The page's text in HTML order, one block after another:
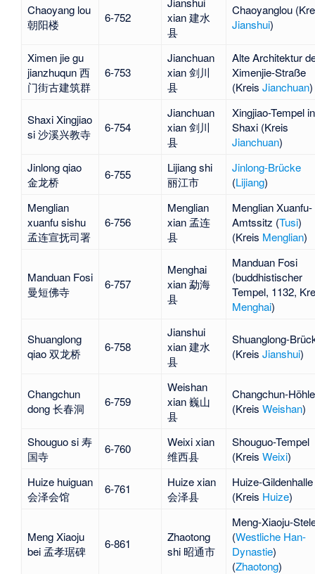
Chaoyang lou
朝阳楼
6-752
xian 建水
县
Chaoyanglou
Jianshui)
Ximen jie gu
jianzhuqun 西
门街古建筑群
6-753
Jianchuan
xian 剑川
县
Alte Architektur
Ximenjie-Straße
(Kreis Jianchuan)
Shaxi Xingjiao
si 沙溪兴教寺
6-754
Jianchuan
xian 剑川
县
Xingjiao-Tempel in
Shaxi(Kreis
Jianchuan)
Jinlong qiao
金龙桥
6-755
Lijiang shi
丽江市
Jinlong-Brücke
(Lijiang)
Menglian
xuanfu sishu
孟连宣抚司署
6-756
Menglian
xian 孟连
县
Menglian Xuanfu-
Amtssitz (Tusi)
(Kreis Menglian)
Manduan Fosi
曼短佛寺
6-757
Menghai
xian 勐海
县
Manduan Fosi
(buddhistischer
Tempel, 1132,
Menghai)
Shuanglong
qiao 双龙桥
6-758
Jianshui
xian 建水
县
Shuanglong-
(Kreis Jianshui)
Changchun
dong 长春洞
6-759
Weishan
xian 巍山
县
Changchun-Höhle
(Kreis Weishan)
Shouguo si 寿
国寺
6-760
Weixi xian
维西县
Shouguo-Tempel
(Kreis Weixi)
Huize huiguan
会泽会馆
6-761
Huize xian
会泽县
Huize-Gildenhalle
(Kreis Huize)
Meng Xiaoju
bei 孟孝琚碑
6-861
Zhaotong
shi 昭通市
Meng-Xiaoju-
(Westliche Han-
Dynastie)
(Zhaotong)